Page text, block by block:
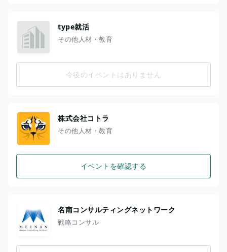
type就活
その他人材・教育
今後のイベントはありません
株式会社コトラ
その他人材・教育
イベントを確認する
名南コンサルティングネットワーク
戦略コンサル